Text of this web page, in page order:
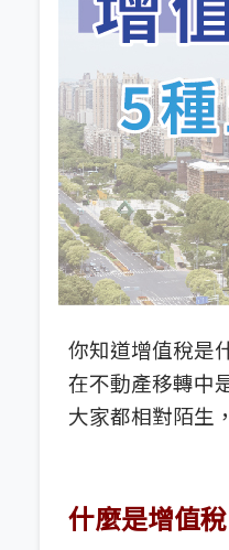
你知道增值稅是
在不動產移轉中
大家都相對陌生
什麼是增值